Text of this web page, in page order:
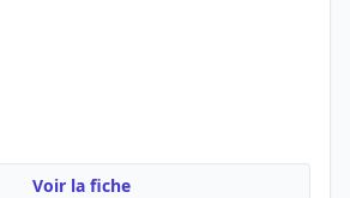
Voir la fiche